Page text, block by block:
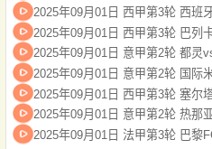
2025年09月01日 西甲第3轮 西班
2025年09月01日 西甲第3轮 巴列
2025年09月01日 意甲第2轮 都灵
2025年09月01日 意甲第2轮 国际
2025年09月01日 西甲第3轮 塞尔
2025年09月01日 意甲第2轮 热那
2025年09月01日 法甲第3轮 巴黎